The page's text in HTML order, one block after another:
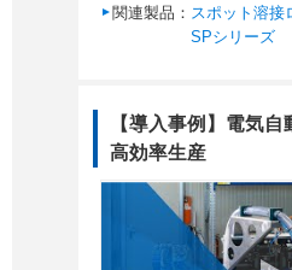
関連製品： スポット溶接
SPシリーズ
【導入事例】電気
高効率生産